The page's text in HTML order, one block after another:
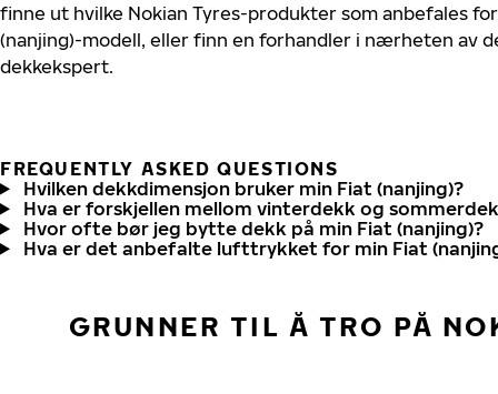
finne ut hvilke Nokian Tyres-produkter som anbefales
(nanjing)-modell, eller finn en forhandler i nærheten av
dekkekspert.
FREQUENTLY ASKED QUESTIONS
Hvilken dekkdimensjon bruker min Fiat (nanjing)?
Hva er forskjellen mellom vinterdekk og
Hvor ofte bør jeg bytte dekk på min Fiat (nanjing)?
Hva er det anbefalte lufttrykket for min Fiat
GRUNNER TIL Å TRO PÅ